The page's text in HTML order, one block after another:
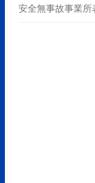
安全無事故事業所